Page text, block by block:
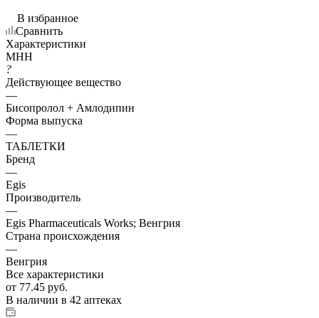
В избранное
Сравнить
Характеристики
МНН
?
Действующее вещество
—
Бисопролол + Амлодипин
Форма выпуска
—
ТАБЛЕТКИ
Бренд
—
Egis
Производитель
—
Egis Pharmaceuticals Works; Венгрия
Страна происхождения
—
Венгрия
Все характеристики
от 77.45 руб.
В наличии в 42 аптеках